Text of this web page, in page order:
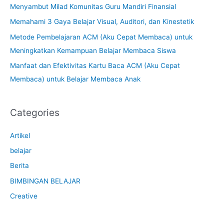
Menyambut Milad Komunitas Guru Mandiri Finansial
Memahami 3 Gaya Belajar Visual, Auditori, dan Kinestetik
Metode Pembelajaran ACM (Aku Cepat Membaca) untuk
Meningkatkan Kemampuan Belajar Membaca Siswa
Manfaat dan Efektivitas Kartu Baca ACM (Aku Cepat
Membaca) untuk Belajar Membaca Anak
Categories
Artikel
belajar
Berita
BIMBINGAN BELAJAR
Creative